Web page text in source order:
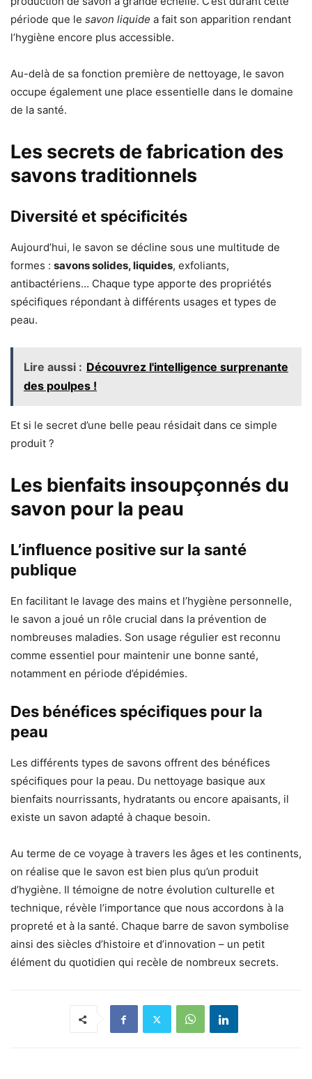
période que le savon liquide a fait son apparition rendant
l’hygiène encore plus accessible.
Au-delà de sa fonction première de nettoyage, le savon
occupe également une place essentielle dans le domaine
de la santé.
Les secrets de fabrication des
savons traditionnels
Diversité et spécificités
Aujourd’hui, le savon se décline sous une multitude de
formes : savons solides, liquides, exfoliants,
antibactériens… Chaque type apporte des propriétés
spécifiques répondant à différents usages et types de
peau.
Lire aussi : Découvrez l'intelligence surprenante
des poulpes !
Et si le secret d’une belle peau résidait dans ce simple
produit ?
Les bienfaits insoupçonnés du
savon pour la peau
L’influence positive sur la santé
publique
En facilitant le lavage des mains et l’hygiène personnelle,
le savon a joué un rôle crucial dans la prévention de
nombreuses maladies. Son usage régulier est reconnu
comme essentiel pour maintenir une bonne santé,
notamment en période d’épidémies.
Des bénéfices spécifiques pour la
peau
Les différents types de savons offrent des bénéfices
spécifiques pour la peau. Du nettoyage basique aux
bienfaits nourrissants, hydratants ou encore apaisants, il
existe un savon adapté à chaque besoin.
Au terme de ce voyage à travers les âges et les continents,
on réalise que le savon est bien plus qu’un produit
d’hygiène. Il témoigne de notre évolution culturelle et
technique, révèle l’importance que nous accordons à la
propreté et à la santé. Chaque barre de savon symbolise
ainsi des siècles d’histoire et d’innovation – un petit
élément du quotidien qui recèle de nombreux secrets.